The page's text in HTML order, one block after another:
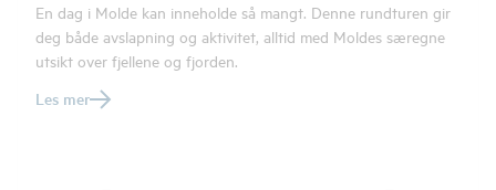
En dag i Molde kan inneholde så mangt. Denne rundturen gir
deg både avslapning og aktivitet, alltid med Moldes særegne
utsikt over fjellene og fjorden.
Les mer